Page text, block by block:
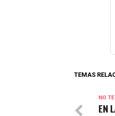
TEMAS
NO
EN